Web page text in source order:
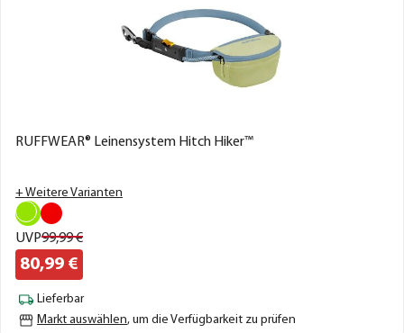
RUFFWEAR® Leinensystem Hitch Hiker™
+ Weitere Varianten
UVP99,99€
80,99 €
Lieferbar
Markt auswählen, um die Verfügbarkeit zu prüfen